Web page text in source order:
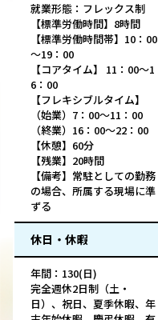
就業形態：フレックス制
【標準労働時間】8時間
【標準労働時間帯】10：00
～19：00
【コアタイム】 11：00～1
6：00
【フレキシブルタイム】
（始業）7：00～11：00
（終業）16：00～22：00
【休憩】60分
【残業】20時間
【備考】常駐としての勤務
の場合、所属する現場に準
ずる
休日・休暇
年間：130(日)
完全週休2日制（土・
日）、祝日、夏季休暇、年